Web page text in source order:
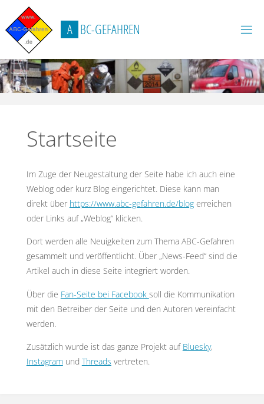
Inhalt
springen
A BC-GEFAHREN
Startseite
Im Zuge der Neugestaltung der Seite habe ich auch eine
Weblog oder kurz Blog eingerichtet. Diese kann man
direkt über https://www.abc-gefahren.de/blogerreichen
oder Links auf „Weblog“ klicken.
Dort werden alle Neuigkeiten zum Thema ABC-Gefahren
gesammelt und veröffentlicht. Über „News-Feed“ sind die
Artikel auch in diese Seite integriert worden.
Über die Fan-Seite bei Facebook soll die Kommunikation
mit den Betreiber der Seite und den Autoren vereinfacht
werden.
Zusätzlich wurde ist das ganze Projekt auf Bluesky,
Instagramund Threads vertreten.